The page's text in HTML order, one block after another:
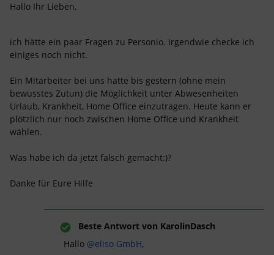
Hallo Ihr Lieben,
ich hätte ein paar Fragen zu Personio. Irgendwie checke ich
einiges noch nicht.
Ein Mitarbeiter bei uns hatte bis gestern (ohne mein
bewusstes Zutun) die Möglichkeit unter Abwesenheiten
Urlaub, Krankheit, Home Office einzutragen. Heute kann er
plötzlich nur noch zwischen Home Office und Krankheit
wählen.
Was habe ich da jetzt falsch gemacht:)?
Danke für Eure Hilfe
Beste Antwort von KarolinDasch
Hallo @eliso GmbH,